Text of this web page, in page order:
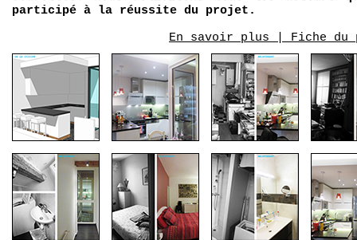
participé à la réussite du projet.
En savoir plus | Fiche du